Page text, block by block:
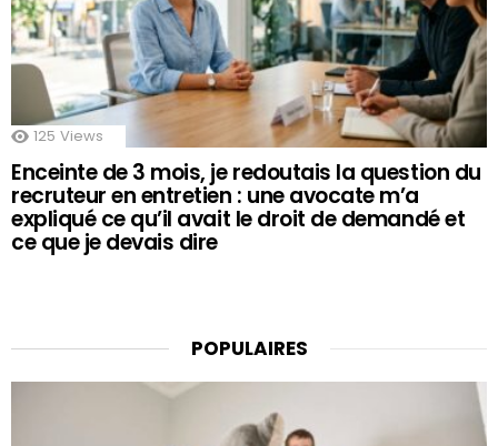
125 Views
Enceinte de 3 mois, je redoutais la question du
recruteur en entretien : une avocate m’a
expliqué ce qu’il avait le droit de demandé et
ce que je devais dire
POPULAIRES